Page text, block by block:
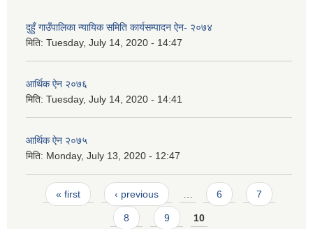
दुहुँ गाउँपालिका न्यायिक समिति कार्यसम्पादन ऐन- २०७४
मिति: Tuesday, July 14, 2020 - 14:47
आर्थिक ऐन २०७६
मिति: Tuesday, July 14, 2020 - 14:41
आर्थिक ऐन २०७५
मिति: Monday, July 13, 2020 - 12:47
Pages
« first ‹ previous 6 7
8 9 10